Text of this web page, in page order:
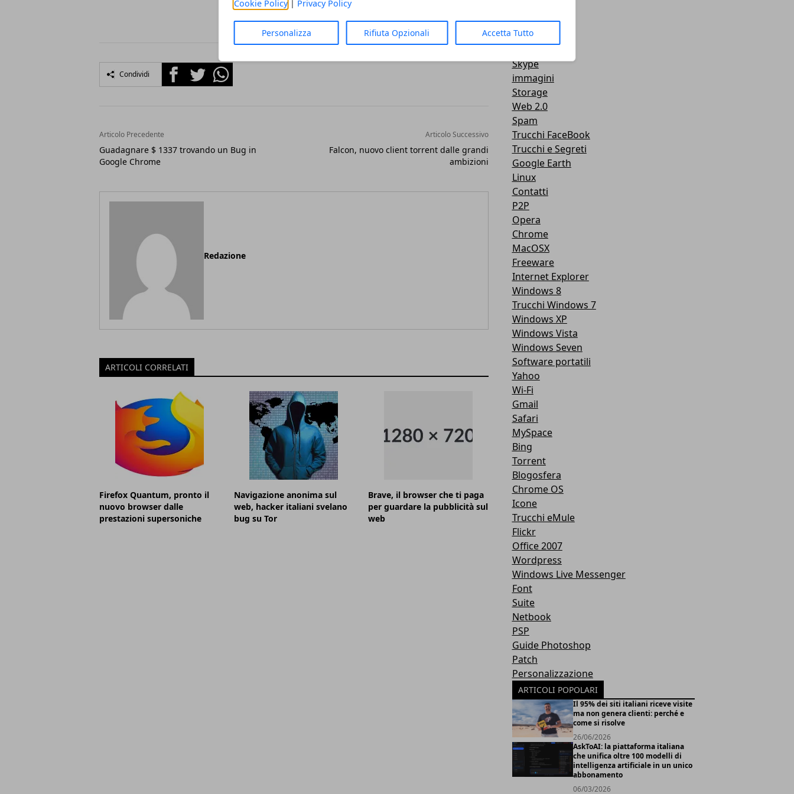
Cookie Policy| Privacy Policy
Personalizza Rifiuta Opzionali Accetta Tutto
Condividi FacebookTwitterWhatsapp
Articolo Precedente
Guadagnare $ 1337 trovando un Bug in
Google Chrome
Articolo Successivo
Falcon, nuovo client torrent dalle grandi
ambizioni
Redazione
ARTICOLI CORRELATI
Firefox Quantum, pronto il
nuovo browser dalle
prestazioni supersoniche
Navigazione anonima sul
web, hacker italiani svelano
bug su Tor
Brave, il browser che ti paga
per guardare la pubblicità sul
web
3D
Messenger
Skype
immagini
Storage
Web 2.0
Spam
Trucchi FaceBook
Trucchi e Segreti
Google Earth
Linux
Contatti
P2P
Opera
Chrome
MacOSX
Freeware
Internet Explorer
Windows 8
Trucchi Windows 7
Windows XP
Windows Vista
Windows Seven
Software portatili
Yahoo
Wi-Fi
Gmail
Safari
MySpace
Bing
Torrent
Blogosfera
Chrome OS
Icone
Trucchi eMule
Flickr
Office 2007
Wordpress
Windows Live Messenger
Font
Suite
Netbook
PSP
Guide Photoshop
Patch
Personalizzazione
ARTICOLI POPOLARI
Il 95% dei siti italiani riceve visite
ma non genera clienti: perché e
come si risolve
26/06/2026
AskToAI: la piattaforma italiana
che unifica oltre 100 modelli di
intelligenza artificiale in un unico
abbonamento
06/03/2026